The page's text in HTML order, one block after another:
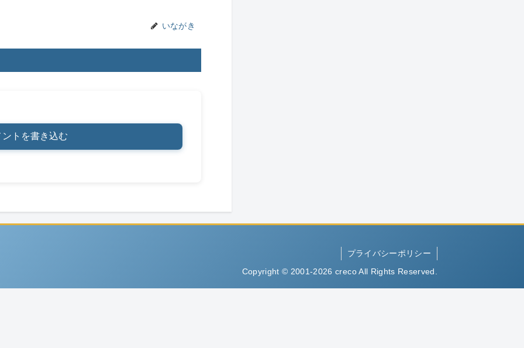
いながき
ントを書き込む
プライバシーポリシー
Copyright © 2001-2026 creco All Rights Reserved.